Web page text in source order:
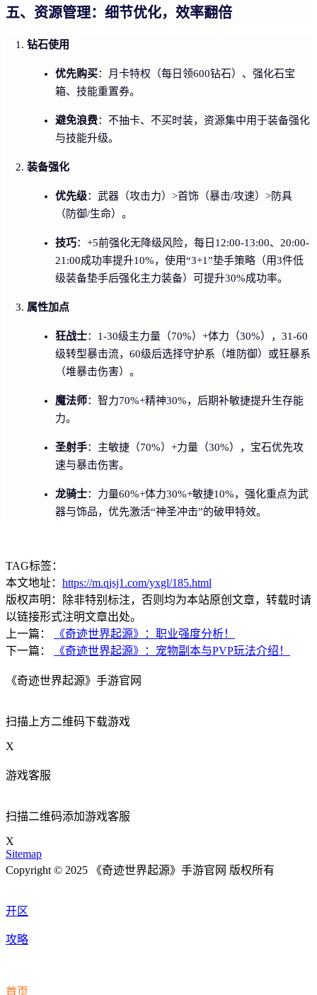
五、资源管理：细节优化，效率翻倍
钻石使用
优先购买：月卡特权（每日领600钻石）、强化石宝
箱、技能重置券。
避免浪费：不抽卡、不买时装，资源集中用于装备强化
与技能升级。
装备强化
优先级：武器（攻击力）>首饰（暴击/攻速）>防具
（防御/生命）。
技巧：+5前强化无降级风险，每日12:00-13:00、20:00-
21:00成功率提升10%，使用“3+1”垫手策略（用3件低
级装备垫手后强化主力装备）可提升30%成功率。
属性加点
狂战士：1-30级主力量（70%）+体力（30%），31-60
级转型暴击流，60级后选择守护系（堆防御）或狂暴系
（堆暴击伤害）。
魔法师：智力70%+精神30%，后期补敏捷提升生存能
力。
圣射手：主敏捷（70%）+力量（30%），宝石优先攻
速与暴击伤害。
龙骑士：力量60%+体力30%+敏捷10%，强化重点为武
器与饰品，优先激活“神圣冲击”的破甲特效。
TAG标签：
本文地址： https://m.qjsj1.com/yxgl/185.html
版权声明：除非特别标注，否则均为本站原创文章，转载时请
以链接形式注明文章出处。
上一篇：
《奇迹世界起源》：职业强度分析！
下一篇：
《奇迹世界起源》：宠物副本与PVP玩法介绍！​
《奇迹世界起源》手游官网
扫描上方二维码下载游戏
X
游戏客服
扫描二维码添加游戏客服
X
Sitemap
Copyright © 2025 《奇迹世界起源》手游官网 版权所有
开区
攻略
首页